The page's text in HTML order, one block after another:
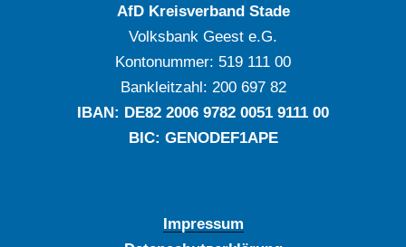
AfD Kreisverband Stade
Volksbank Geest e.G.
Kontonummer: ‍519 111 00
Bankleitzahl: ‍200 697 82
IBAN: DE‍82 ‍2006 ‍9782 ‍0051 ‍9111 ‍00
BIC: GENODEF1APE
Impressum